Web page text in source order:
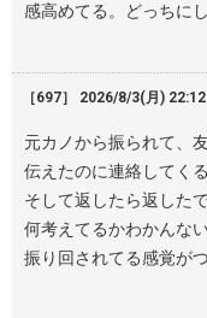
感高めてる。どっちに
［697］ 2026/8/3(月)
元カノから振られて、
伝えたのに連絡してく
そして返したら返した
何考えてるかわかんな
振り回されてる感覚が